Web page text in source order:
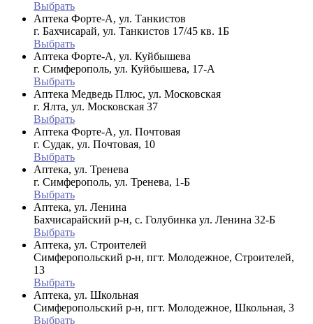
Выбрать
Аптека Форте-А, ул. Танкистов
г. Бахчисарай, ул. Танкистов 17/45 кв. 1Б
Выбрать
Аптека Форте-А, ул. Куйбышева
г. Симферополь, ул. Куйбышева, 17-А
Выбрать
Аптека Медведь Плюс, ул. Московская
г. Ялта, ул. Московская 37
Выбрать
Аптека Форте-А, ул. Почтовая
г. Судак, ул. Почтовая, 10
Выбрать
Аптека, ул. Тренева
г. Симферополь, ул. Тренева, 1-Б
Выбрать
Аптека, ул. Ленина
Бахчисарайский р-н, с. Голубинка ул. Ленина 32-Б
Выбрать
Аптека, ул. Строителей
Симферопольский р-н, пгт. Молодежное, Строителей,
13
Выбрать
Аптека, ул. Школьная
Симферопольский р-н, пгт. Молодежное, Школьная, 3
Выбрать